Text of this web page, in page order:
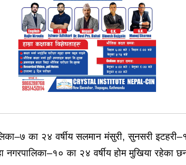
का २४ वर्षीय सलमान मंसुरी, सुनसरी
नगरपालिका–१० का २४ वर्षीय होम मुखिया रहेका